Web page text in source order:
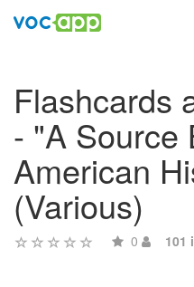
Flashcards
- "A Source
American
(Various)
0 101